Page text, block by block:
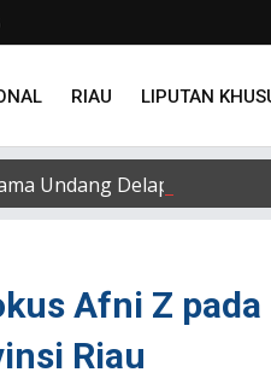
RIAU LIPUTAN
Undang Delapan Eks
Afni Z pada
Riau